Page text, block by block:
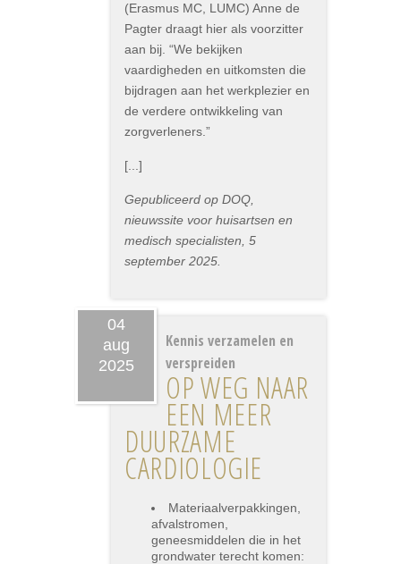
(Erasmus MC, LUMC) Anne de
Pagter draagt hier als voorzitter
aan bij. “We bekijken
vaardigheden en uitkomsten die
bijdragen aan het werkplezier en
de verdere ontwikkeling van
zorgverleners.”
[...]
Gepubliceerd op DOQ,
nieuwssite voor huisartsen en
medisch specialisten, 5
september 2025.
04
aug
2025
Kennis verzamelen en
verspreiden
OP WEG NAAR
EEN MEER
DUURZAME
CARDIOLOGIE
Materiaalverpakkingen,
afvalstromen,
geneesmiddelen die in het
grondwater terecht komen: